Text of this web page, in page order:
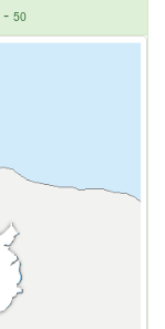
- 50